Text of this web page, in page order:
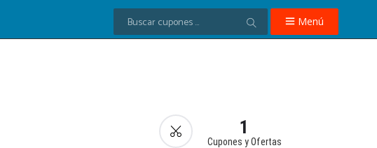
Menú
1
Cupones y Ofertas